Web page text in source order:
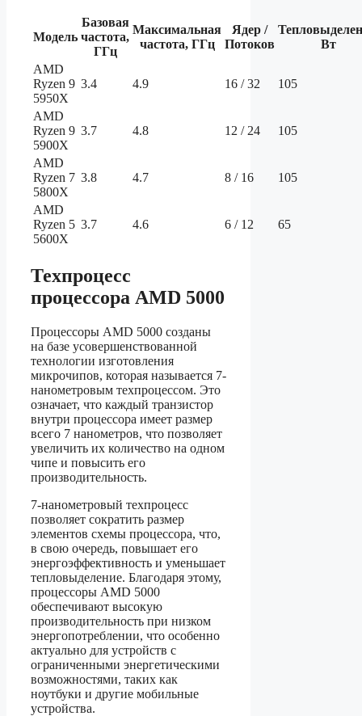
Модель
Базовая
частота,
ГГц
Максимальная
частота, ГГц
Ядер /
Потоков
Вт
AMD
Ryzen 9
5950X
3.4 4.9 16 / 32 105
AMD
Ryzen 9
5900X
3.7 4.8 12 / 24 105
AMD
Ryzen 7
5800X
3.8 4.7 8 / 16 105
AMD
Ryzen 5
5600X
3.7 4.6 6 / 12 65
Техпроцесс
процессора AMD 5000
Процессоры AMD 5000 созданы
на базе усовершенствованной
технологии изготовления
микрочипов, которая называется 7-
нанометровым техпроцессом. Это
означает, что каждый транзистор
внутри процессора имеет размер
всего 7 нанометров, что позволяет
увеличить их количество на одном
чипе и повысить его
производительность.
7-нанометровый техпроцесс
позволяет сократить размер
элементов схемы процессора, что,
в свою очередь, повышает его
энергоэффективность и уменьшает
тепловыделение. Благодаря этому,
процессоры AMD 5000
обеспечивают высокую
производительность при низком
энергопотреблении, что особенно
актуально для устройств с
ограниченными энергетическими
возможностями, таких как
ноутбуки и другие мобильные
устройства.